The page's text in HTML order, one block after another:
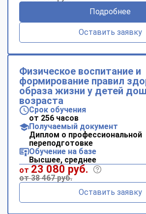
Подробнее
Оставить заявку
Физическое воспитание и
формирование правил
образа жизни у детей
возраста
Срок обучения
от 256 часов
Получаемый документ
Диплом о профессиональной
переподготовке
Обучение на базе
Высшее, среднее
от 23 080 руб.
от 38 467 руб.
Оставить заявку